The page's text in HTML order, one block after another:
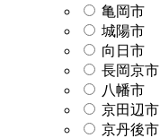
亀岡市
城陽市
向日市
長岡京市
八幡市
京田辺市
京丹後市